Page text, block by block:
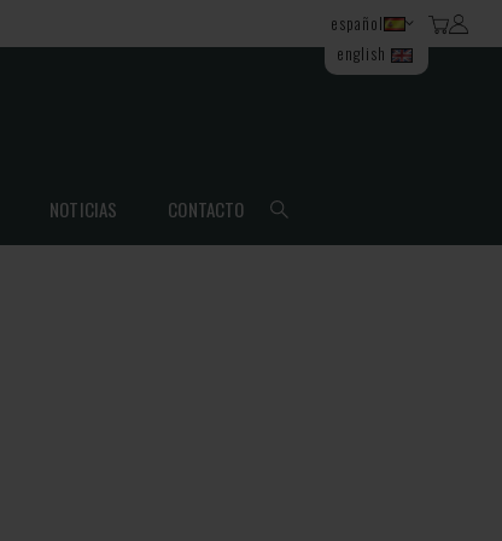
español
english
NOTICIAS CONTACTO